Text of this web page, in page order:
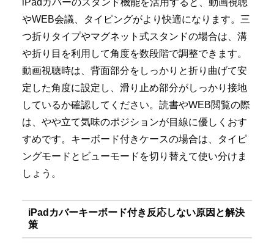
iPadカバーのスタンド機能を活用すると、動画視聴
やWEB会議、タイピングがより快適になります。三
つ折りタイプやマグネット式スタンドの場合は、溝
や折り目を利用して角度を数段階で調整できます。
動画視聴時は、背面部分をしっかりと折り曲げて安
定した角度に設定し、滑り止め部分がしっかり接地
しているか確認してください。読書やWEB閲覧の際
は、やや立て気味のポジションが目線に優しくおす
すめです。キーボード付きケースの場合は、タイピ
ングモードとビューモードを切り替えて使い分けま
しょう。
iPadカバーキーボード付き反応しない原因と解決
策